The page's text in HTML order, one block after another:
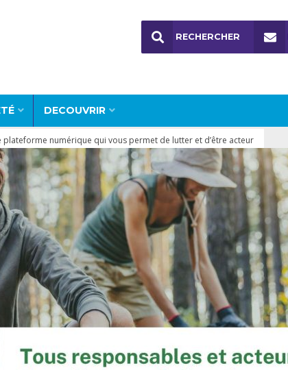
DECOUVRIR
RECHERCHER
plateforme numérique qui vous permet de lutter et d’être acteur